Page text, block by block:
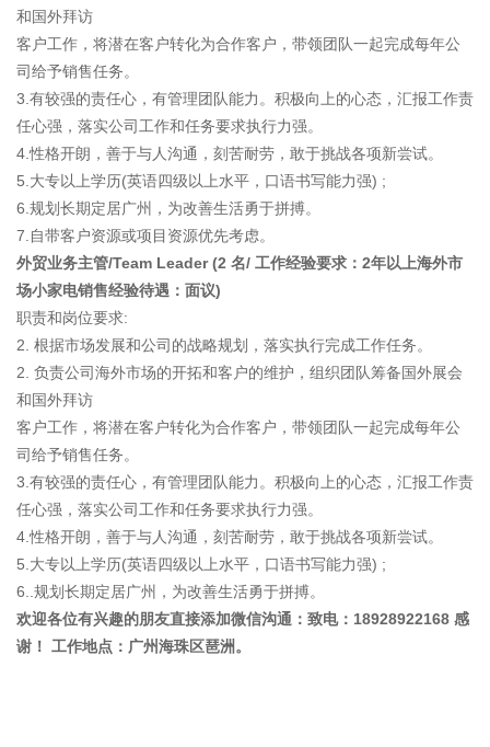
和国外拜访
客户工作，将潜在客户转化为合作客户，带领团队一起完成每年公
司给予销售任务。
3.有较强的责任心，有管理团队能力。积极向上的心态，汇报工作责
任心强，落实公司工作和任务要求执行力强。
4.性格开朗，善于与人沟通，刻苦耐劳，敢于挑战各项新尝试。
5.大专以上学历(英语四级以上水平，口语书写能力强) ;
6.规划长期定居广州，为改善生活勇于拼搏。
7.自带客户资源或项目资源优先考虑。
外贸业务主管/Team Leader (2 名/ 工作经验要求：2年以上海外市
场小家电销售经验待遇：面议)
职责和岗位要求:
2. 根据市场发展和公司的战略规划，落实执行完成工作任务。
2. 负责公司海外市场的开拓和客户的维护，组织团队筹备国外展会
和国外拜访
客户工作，将潜在客户转化为合作客户，带领团队一起完成每年公
司给予销售任务。
3.有较强的责任心，有管理团队能力。积极向上的心态，汇报工作责
任心强，落实公司工作和任务要求执行力强。
4.性格开朗，善于与人沟通，刻苦耐劳，敢于挑战各项新尝试。
5.大专以上学历(英语四级以上水平，口语书写能力强) ;
6..规划长期定居广州，为改善生活勇于拼搏。
欢迎各位有兴趣的朋友直接添加微信沟通：致电：18928922168 感
谢！ 工作地点：广州海珠区琶洲。